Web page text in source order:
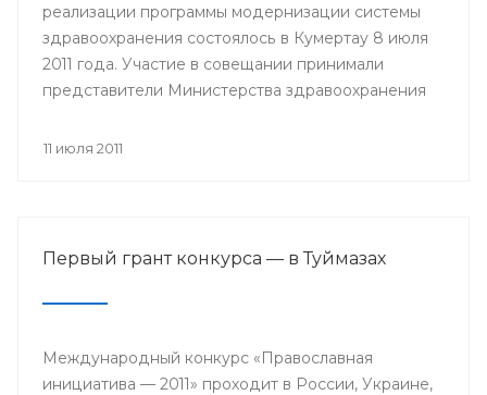
реализации программы модернизации системы
здравоохранения состоялось в Кумертау 8 июля
2011 года. Участие в совещании принимали
представители Министерства здравоохранения
врачи и руководители медицинских учреждений
11 июля 2011
Первый грант конкурса — в Туймазах
Международный конкурс «Православная
инициатива — 2011» проходит в России, Украине,